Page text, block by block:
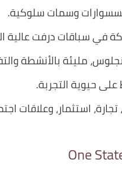
وسمات سلوكية.
في سباقات درفت عالية
مليئة بالأنشطة
حيوية التجربة.
استثمار، وعلاقات